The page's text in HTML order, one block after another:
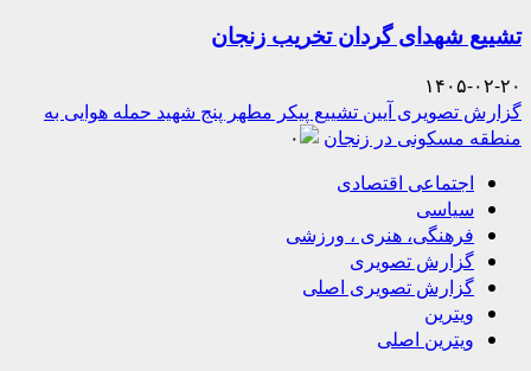
تشییع شهدای گردان تخریب زنجان
۱۴۰۵-۰۲-۲۰
گزارش تصویری آیین تشییع پیکر مطهر پنج شهید حمله هوایی به
منطقه مسکونی در زنجان
اجتماعی اقتصادی
سیاسی
فرهنگی، هنری ، ورزشی
گزارش تصویری
گزارش تصویری اصلی
ویترین
ویترین اصلی